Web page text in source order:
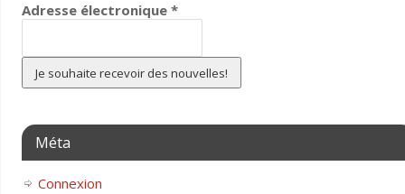
Adresse électronique *
Méta
Connexion